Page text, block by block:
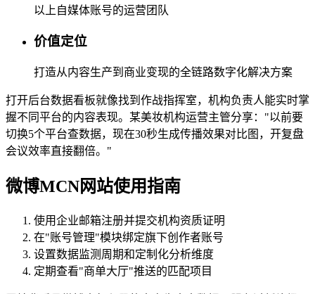
以上自媒体账号的运营团队
价值定位
打造从内容生产到商业变现的全链路数字化解决方案
打开后台数据看板就像找到作战指挥室，机构负责人能实时掌
握不同平台的内容表现。某美妆机构运营主管分享："以前要
切换5个平台查数据，现在30秒生成传播效果对比图，开复盘
会议效率直接翻倍。"
微博MCN网站使用指南
使用企业邮箱注册并提交机构资质证明
在"账号管理"模块绑定旗下创作者账号
设置数据监测周期和定制化分析维度
定期查看"商单大厅"推送的匹配项目